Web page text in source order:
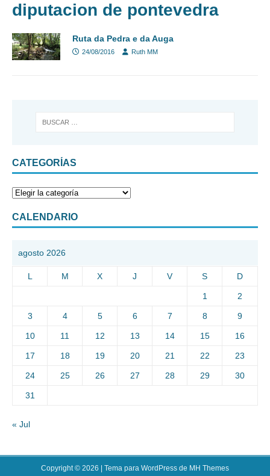
diputacion de pontevedra
Ruta da Pedra e da Auga
24/08/2016 Ruth MM
CATEGORÍAS
CALENDARIO
agosto 2026
L M X J V S D
1 2
3 4 5 6 7 8 9
10 11 12 13 14 15 16
17 18 19 20 21 22 23
24 25 26 27 28 29 30
31
« Jul
Copyright © 2026 | Tema para WordPress de MH Themes